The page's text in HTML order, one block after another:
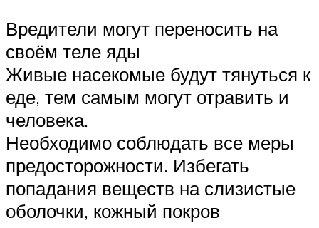
Вредители могут переносить на
своём теле яды
Живые насекомые будут тянуться к
еде, тем самым могут отравить и
человека.
Необходимо соблюдать все меры
предосторожности. Избегать
попадания веществ на слизистые
оболочки, кожный покров